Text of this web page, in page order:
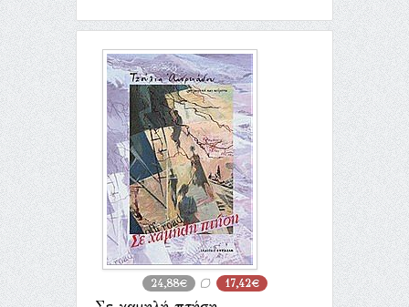
24,88€ 17,42€